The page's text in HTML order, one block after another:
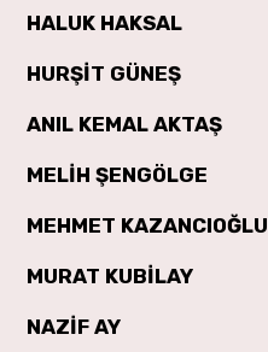
HALUK HAKSAL
HURŞİT GÜNEŞ
ANIL KEMAL AKTAŞ
MELİH ŞENGÖLGE
MEHMET KAZANCIOĞLU
MURAT KUBİLAY
NAZİF AY